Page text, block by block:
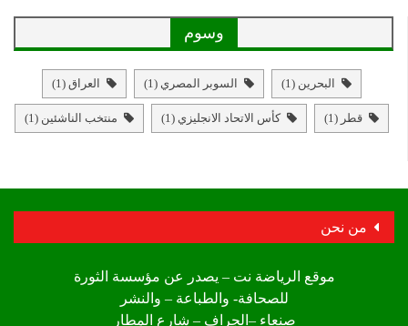
وسوم
البحرين (1) السوبر المصري (1) العراق (1)
قطر (1) كأس الاتحاد الانجليزي (1) منتخب الناشئين (1)
من نحن
موقع الرياضة نت – يصدر عن مؤسسة الثورة
للصحافة- والطباعة – والنشر
صنعاء –الجراف – شارع المطار